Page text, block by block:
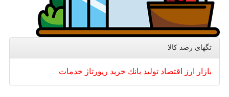
تگهای رصد كالا
بازار ارز اقتصاد تولید بانك خرید رپورتاژ خدمات